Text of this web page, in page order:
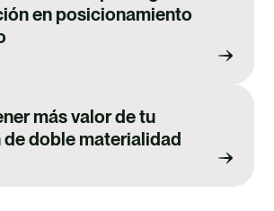
en posicionamiento
más valor de tu
de doble materialidad